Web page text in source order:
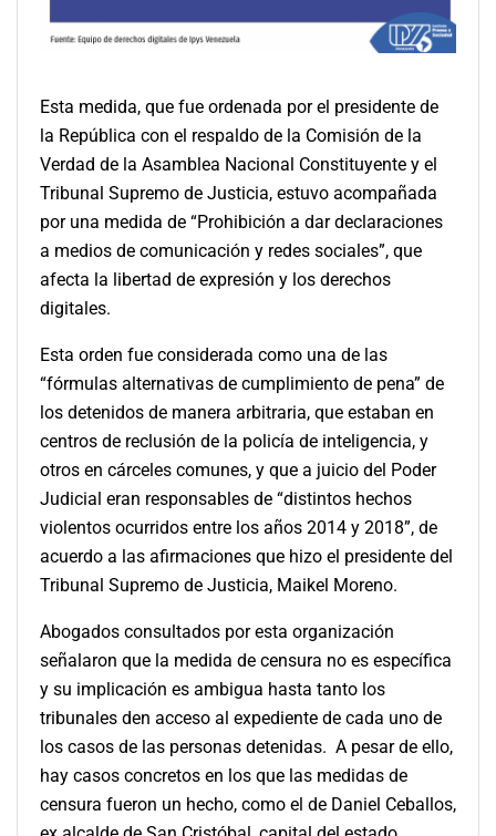
Esta medida, que fue ordenada por el presidente de
la República con el respaldo de la Comisión de la
Verdad de la Asamblea Nacional Constituyente y el
Tribunal Supremo de Justicia, estuvo acompañada
por una medida de “Prohibición a dar declaraciones
a medios de comunicación y redes sociales”, que
afecta la libertad de expresión y los derechos
digitales.
Esta orden fue considerada como una de las
“fórmulas alternativas de cumplimiento de pena” de
los detenidos de manera arbitraria, que estaban en
centros de reclusión de la policía de inteligencia, y
otros en cárceles comunes, y que a juicio del Poder
Judicial eran responsables de “distintos hechos
violentos ocurridos entre los años 2014 y 2018”, de
acuerdo a las afirmaciones que hizo el presidente del
Tribunal Supremo de Justicia, Maikel Moreno.
Abogados consultados por esta organización
señalaron que la medida de censura no es específica
y su implicación es ambigua hasta tanto los
tribunales den acceso al expediente de cada uno de
los casos de las personas detenidas. A pesar de ello,
hay casos concretos en los que las medidas de
censura fueron un hecho, como el de Daniel Ceballos,